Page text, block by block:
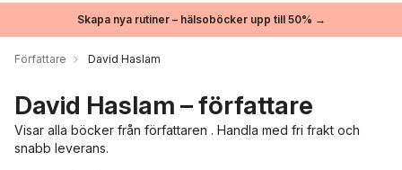
Skapa nya rutiner – hälsoböcker upp till 50% →
Författare David Haslam
David Haslam – författare
Visar alla böcker från författaren . Handla med fri frakt och
snabb leverans.